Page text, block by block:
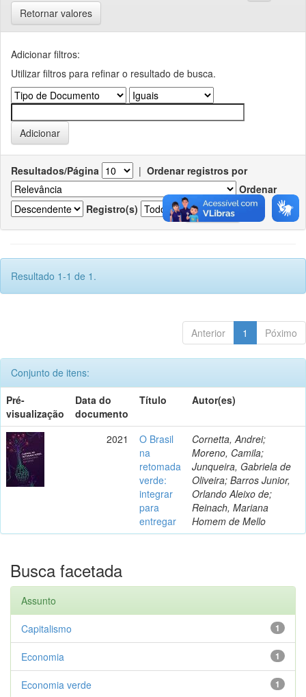
Retornar valores
Adicionar filtros:
Utilizar filtros para refinar o resultado de busca.
Resultados/Página | Ordenar registros por
Ordenar
Registro(s)
Resultado 1-1 de 1.
Anterior 1 Póximo
Conjunto de itens:
Pré-
visualização
Data do
documento
Título Autor(es)
2021
O Brasil
na
retomada
verde:
integrar
para
entregar
Cornetta, Andrei;
Moreno, Camila;
Junqueira, Gabriela de
Oliveira; Barros Junior,
Orlando Aleixo de;
Reinach, Mariana
Homem de Mello
Busca facetada
Assunto
1
Capitalismo
1
Economia
1
Economia verde